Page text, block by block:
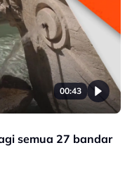
00:43
semua 27 bandar